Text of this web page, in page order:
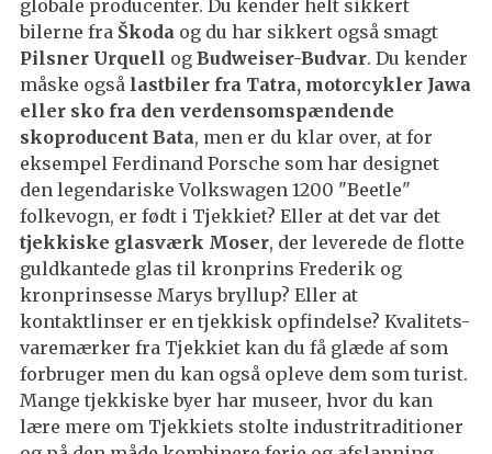
globale producenter. Du kender helt sikkert
bilerne fra Škoda og du har sikkert også smagt
Pilsner Urquell og Budweiser-Budvar. Du kender
måske også lastbiler fra Tatra, motorcykler Jawa
eller sko fra den verdensomspændende
skoproducent Bata, men er du klar over, at for
eksempel Ferdinand Porsche som har designet
den legendariske Volkswagen 1200 "Beetle"
folkevogn, er født i Tjekkiet? Eller at det var det
tjekkiske glasværk Moser, der leverede de flotte
guldkantede glas til kronprins Frederik og
kronprinsesse Marys bryllup? Eller at
kontaktlinser er en tjekkisk opfindelse? Kvalitets-
varemærker fra Tjekkiet kan du få glæde af som
forbruger men du kan også opleve dem som turist.
Mange tjekkiske byer har museer, hvor du kan
lære mere om Tjekkiets stolte industritraditioner